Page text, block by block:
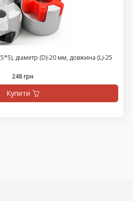
діаметр (D)-20 мм, довжина (L)-25
248 грн
Купити